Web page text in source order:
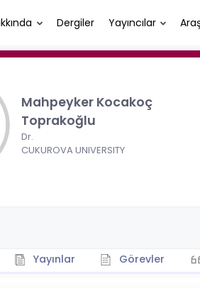
Dergiler Yayıncılar
Mahpeyker Kocakoç
Toprakoğlu
Dr.
CUKUROVA UNIVERSITY
Yayınlar Görevler